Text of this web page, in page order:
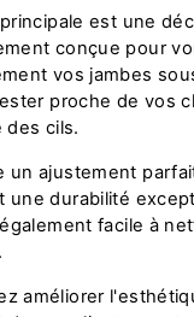
est une
conçue pour
vos jambes
proche de vos
des cils.
un ajustement
une durabilité
facile à
améliorer